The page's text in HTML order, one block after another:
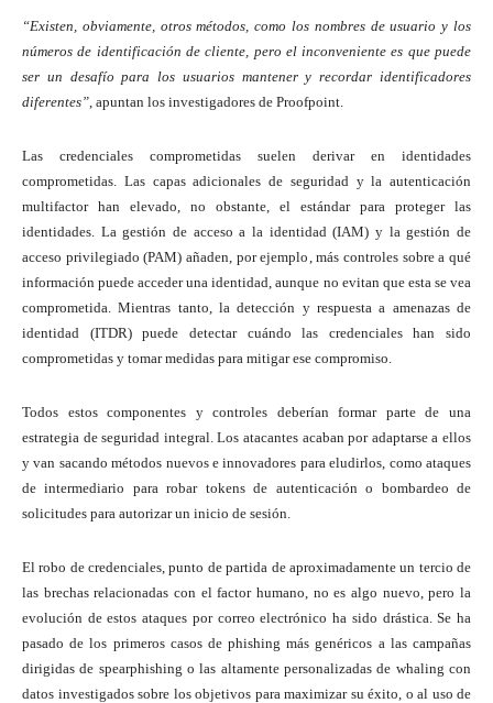
“Existen, obviamente, otros métodos, como los nombres de usuario y los
números de identificación de cliente, pero el inconveniente es que puede
ser un desafío para los usuarios mantener y recordar identificadores
diferentes” , apuntan los investigadores de Proofpoint.
Las credenciales comprometidas suelen derivar en identidades
comprometidas. Las capas adicionales de seguridad y la autenticación
multifactor han elevado, no obstante, el estándar para proteger las
identidades. La gestión de acceso a la identidad (IAM) y la gestión de
acceso privilegiado (PAM) añaden, por ejemplo, más controles sobre a qué
información puede acceder una identidad, aunque no evitan que esta se vea
comprometida. Mientras tanto, la detección y respuesta a amenazas de
identidad (ITDR) puede detectar cuándo las credenciales han sido
comprometidas y tomar medidas para mitigar ese compromiso.
Todos estos componentes y controles deberían formar parte de una
estrategia de seguridad integral. Los atacantes acaban por adaptarse a ellos
y van sacando métodos nuevos e innovadores para eludirlos, como ataques
de intermediario para robar tokens de autenticación o bombardeo de
solicitudes para autorizar un inicio de sesión.
El robo de credenciales, punto de partida de aproximadamente un tercio de
las brechas relacionadas con el factor humano, no es algo nuevo, pero la
evolución de estos ataques por correo electrónico ha sido drástica. Se ha
pasado de los primeros casos de phishing más genéricos a las campañas
dirigidas de spearphishing o las altamente personalizadas de whaling con
datos investigados sobre los objetivos para maximizar su éxito, o al uso de